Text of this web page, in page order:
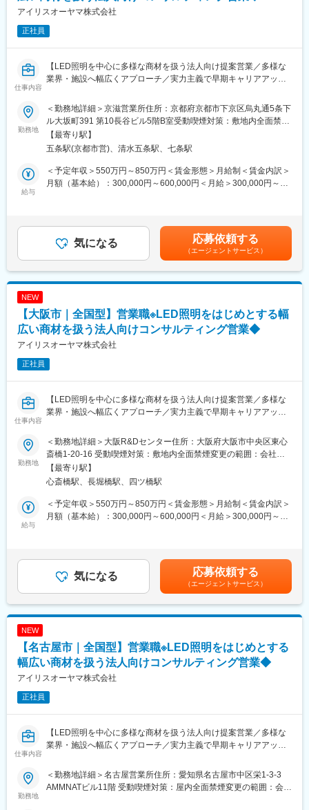
る商品開発や提案が可能。
変更の範囲：会社の定める業務
勤務条件の目安：残業はおよそ月40時間程度想定、そのほかに直
LED照明、エアソリューション、映像ソリューション、建築資
材、スポーツ・ストア・IoTソリューション、オフィス家具など多
わせ提案が可能です。
■教育体制
入社後は商品知識・事業理解・提案研修など充実。未経験分野で
■就業環境
実力次第で早期昇格やグループ会社役員への登用例もあり、幅広
いキャリア形成が可能です。
360度評価の実力主義で、若手でも早期にマネジメントやプレイ
ユーザーイン発想・イノベーションを重視し、多角的な事業展開
で成長を続けるグローバルメーカーです。
「メーカー＋ベンダー」機能を持つ当社ならではのスピード感あ
変更の範囲：会社の定める業務
アイリスオーヤマ株式会社
正社員
仕事内容
【LED照明を中心に多様な商材を扱う法人向け提案営業／多様な
業界・施設へ幅広くアプローチ／実力主義で早期キャリアアップ
■業務概要
当社の営業職として、主に官公庁や民間企業など多様な法人顧客
へLED照明や各種設備機器、内装資材など幅広い商材を提案しま
す。既存顧客へのルート営業を中心に新規開拓も並行し、顧客の
課題やニーズに応じた最適なソリューションを提供します。
取扱商品：LED照明、空調・エアソリューション、映像機器、建
築資材などを組み合わせて提案
提案の目的：施設の省エネ化、快適性向上、コスト削減など顧客
社会貢献度の高い業務も含む
施工体制：工事はグループ会社や外部協力会社と連携して実施
勤務条件の目安：残業はおよそ月40時間程度想定、そのほかに直
LED照明、エアソリューション、映像ソリューション、建築資
材、スポーツ・ストア・IoTソリューション、オフィス家具など多
わせ提案が可能です。
■教育体制
入社後は商品知識・事業理解・提案研修など充実。未経験分野で
■就業環境
実力次第で早期昇格やグループ会社役員への登用例もあり、幅広
いキャリア形成が可能です。
360度評価の実力主義で、若手でも早期にマネジメントやプレイ
ユーザーイン発想・イノベーションを重視し、多角的な事業展開
で成長を続けるグローバルメーカーです。
「メーカー＋ベンダー」機能を持つ当社ならではのスピード感あ
変更の範囲：会社の定める業務
勤務地
＜勤務地詳細＞京滋営業所住所：京都府京都市下京区烏丸通5条下
ル大坂町391 第10長谷ビル5階B室受動喫煙対策：敷地内全面禁煙
変更の範囲：会社の定める事業所
【最寄り駅】
五条駅(京都市営)、清水五条駅、七条駅
給与
＜予定年収＞550万円～850万円＜賃金形態＞月給制＜賃金内訳＞
月額（基本給）：300,000円～600,000円＜月給＞300,000円～
る可能性がございます。※休日出勤手当あり※リーダー職は固定残
業手当（50,000円／20～25h／超過分別途支給）※管理監督職は時
間外手当の対象外賃金はあくまでも目安の金額であり、選考を通
じて上下する可能性があります。月給(月額)は固定手当を含めた表
記です。
気になる 応募依頼する
（エージェントサービス）
NEW
【大阪市｜全国型】営業職※LED照明をはじめとする幅
広い商材を扱う法人向けコンサルティング営業◆
アイリスオーヤマ株式会社
正社員
仕事内容
【LED照明を中心に多様な商材を扱う法人向け提案営業／多様な
業界・施設へ幅広くアプローチ／実力主義で早期キャリアアップ
■業務概要
当社の営業職として、主に官公庁や民間企業など多様な法人顧客
へLED照明や各種設備機器、内装資材など幅広い商材を提案しま
す。既存顧客へのルート営業を中心に新規開拓も並行し、顧客の
課題やニーズに応じた最適なソリューションを提供します。
取扱商品：LED照明、空調・エアソリューション、映像機器、建
築資材などを組み合わせて提案
提案の目的：施設の省エネ化、快適性向上、コスト削減など顧客
社会貢献度の高い業務も含む
施工体制：工事はグループ会社や外部協力会社と連携して実施
勤務条件の目安：残業はおよそ月40時間程度想定、そのほかに直
LED照明、エアソリューション、映像ソリューション、建築資
材、スポーツ・ストア・IoTソリューション、オフィス家具など多
わせ提案が可能です。
勤務地
＜勤務地詳細＞大阪R&Dセンター住所：大阪府大阪市中央区東心
斎橋1-20-16 受動喫煙対策：敷地内全面禁煙変更の範囲：会社の
定める事業所
【最寄り駅】
心斎橋駅、長堀橋駅、四ツ橋駅
給与
＜予定年収＞550万円～850万円＜賃金形態＞月給制＜賃金内訳＞
月額（基本給）：300,000円～600,000円＜月給＞300,000円～
る可能性がございます。※休日出勤手当あり※リーダー職は固定残
業手当（50,000円／20～25h／超過分別途支給）※管理監督職は時
間外手当の対象外賃金はあくまでも目安の金額であり、選考を通
じて上下する可能性があります。月給(月額)は固定手当を含めた表
記です。
気になる 応募依頼する
（エージェントサービス）
NEW
【名古屋市｜全国型】営業職※LED照明をはじめとする
幅広い商材を扱う法人向けコンサルティング営業◆
アイリスオーヤマ株式会社
正社員
仕事内容
【LED照明を中心に多様な商材を扱う法人向け提案営業／多様な
業界・施設へ幅広くアプローチ／実力主義で早期キャリアアップ
■業務概要
勤務地
＜勤務地詳細＞名古屋営業所住所：愛知県名古屋市中区栄1-3-3
AMMNATビル11階 受動喫煙対策：屋内全面禁煙変更の範囲：会社